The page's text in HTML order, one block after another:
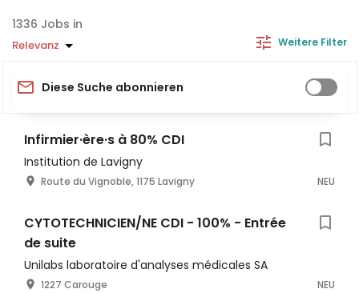
Jobs in
Relevanz Weitere Filter
Diese Suche abonnieren
Infirmier·ère·s à 80% CDI
Institution de Lavigny
Route du Vignoble, 1175 Lavigny NEU
CYTOTECHNICIEN/NE CDI - 100% - Entrée
de suite
Unilabs laboratoire d'analyses médicales SA
1227 Carouge NEU